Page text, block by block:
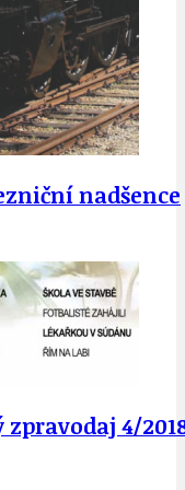
nadšence
zpravodaj 4/